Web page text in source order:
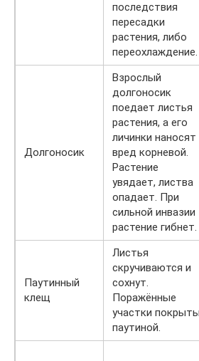
последствия
пересадки
растения, либо
переохлаждение.
Долгоносик
Взрослый
долгоносик
поедает листья
растения, а его
личинки наносят
вред корневой.
Растение
увядает, листва
опадает. При
сильной инвазии
растение гибнет.
Паутинный
клещ
Листья
скручиваются и
сохнут.
Поражённые
участки покрыты
паутиной.